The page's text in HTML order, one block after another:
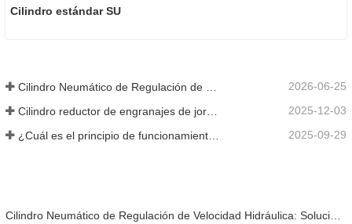
Cilindro estándar SU
2026-06-25
2025-12-03
¿Cuál es el principio de funcionamiento de una válvula solenoide? Una vez que lo comprenda, ya no tendrá miedo del mal funcionamiento de las válvulas solenoides. 2025-09-29